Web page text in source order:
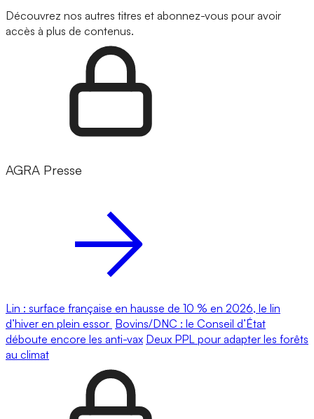
Découvrez nos autres titres et abonnez-vous pour avoir
accès à plus de contenus.
AGRA Presse
Lin : surface française en hausse de 10 % en 2026, le lin
d’hiver en plein essor Bovins/DNC : le Conseil d’État
déboute encore les anti-vax Deux PPL pour adapter les forêts
au climat